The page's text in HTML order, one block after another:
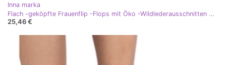
Inna marka
Flach -geköpfte Frauenflip -Flops mit Öko -Wildlederausschnitten Orange
25,46 €